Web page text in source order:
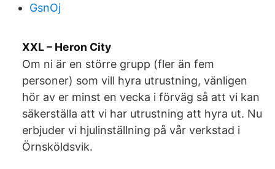
GsnOj
XXL – Heron City
Om ni är en större grupp (fler än fem
personer) som vill hyra utrustning, vänligen
hör av er minst en vecka i förväg så att vi kan
säkerställa att vi har utrustning att hyra ut. Nu
erbjuder vi hjulinställning på vår verkstad i
Örnsköldsvik.